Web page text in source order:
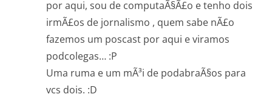
por aqui, sou de computaÃ§Ã£o e tenho dois
irmÃ£os de jornalismo , quem sabe nÃ£o
fazemos um poscast por aqui e viramos
podcolegas… :P
Uma ruma e um mÃ³i de podabraÃ§os para
vcs dois. :D